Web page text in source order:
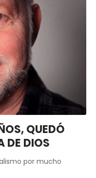
QUEDÓ
DE DIOS
por mucho